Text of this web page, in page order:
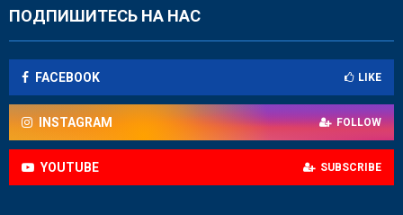
ПОДПИШИТЕСЬ НА НАС
FACEBOOK LIKE
INSTAGRAM FOLLOW
YOUTUBE SUBSCRIBE